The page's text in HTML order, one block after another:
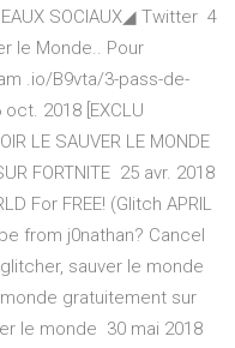
SOCIAUX◢ Twitter 4
le Monde.. Pour
.io/B9vta/3-pass-de-
2018 [EXCLU
LE SAUVER LE MONDE
FORTNITE 25 avr. 2018
For FREE! (Glitch APRIL
from j0nathan? Cancel
sauver le monde
gratuitement sur
le monde 30 mai 2018